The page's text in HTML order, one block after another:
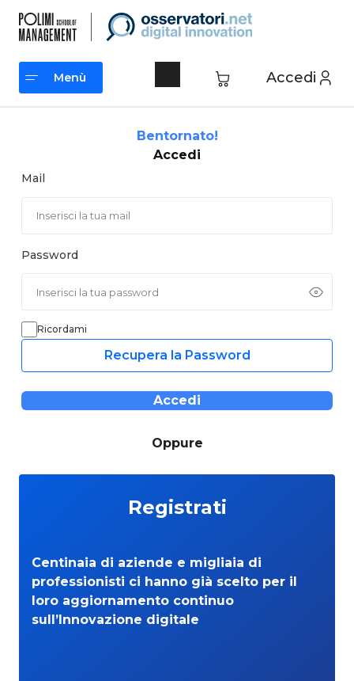
contenuto
Accedi
Menù
Bentornato!
Accedi
Mail
Password
Ricordami
Recupera la Password
Accedi
Oppure
Registrati
Centinaia di aziende e migliaia di
professionisti ci hanno già scelto per il
loro aggiornamento continuo
sull’Innovazione digitale